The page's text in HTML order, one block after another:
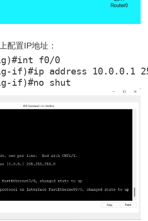
配置IP地址：
f0/0
if)#ip address 10.0.0.1
if)#no shut